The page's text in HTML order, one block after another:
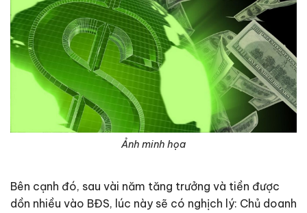
Ảnh minh họa
Bên cạnh đó, sau vài năm tăng trưởng và tiền được
dồn nhiều vào BĐS, lúc này sẽ có nghịch lý: Chủ doanh